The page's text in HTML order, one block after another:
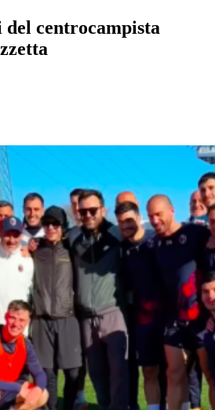
centrocampista